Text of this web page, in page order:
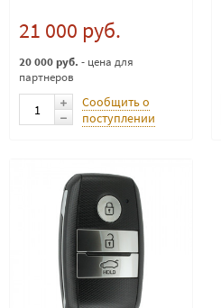
21 000 руб.
20 000 руб. - цена для
партнеров
Сообщить о
поступлении